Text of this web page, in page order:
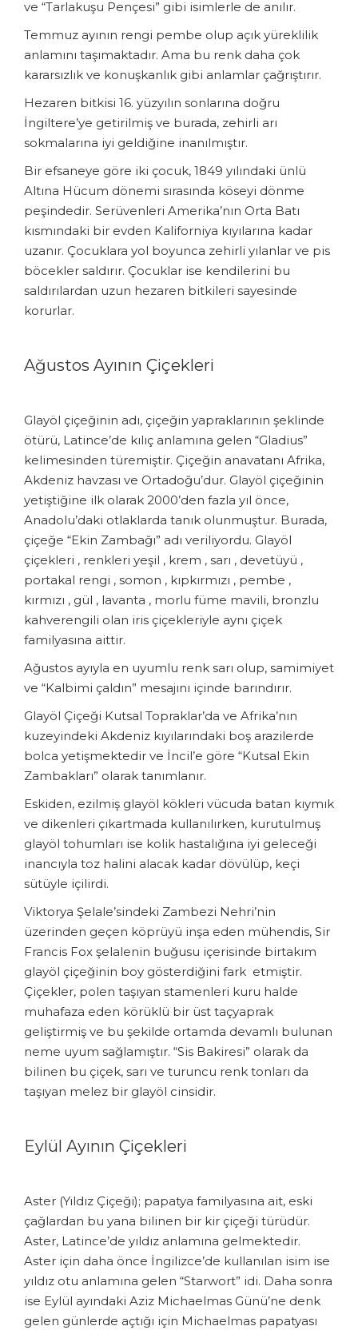
ve “Tarlakuşu Pençesi” gibi isimlerle de anılır.
Temmuz ayının rengi pembe olup açık yüreklilik
anlamını taşımaktadır. Ama bu renk daha çok
kararsızlık ve konuşkanlık gibi anlamlar çağrıştırır.
Hezaren bitkisi 16. yüzyılın sonlarına doğru
İngiltere’ye getirilmiş ve burada, zehirli arı
sokmalarına iyi geldiğine inanılmıştır.
Bir efsaneye göre iki çocuk, 1849 yılındaki ünlü
Altına Hücum dönemi sırasında köseyi dönme
peşindedir. Serüvenleri Amerika’nın Orta Batı
kısmındaki bir evden Kaliforniya kıyılarına kadar
uzanır. Çocuklara yol boyunca zehirli yılanlar ve pis
böcekler saldırır. Çocuklar ise kendilerini bu
saldırılardan uzun hezaren bitkileri sayesinde
korurlar.
Ağustos Ayının Çiçekleri
Glayöl çiçeğinin adı, çiçeğin yapraklarının şeklinde
ötürü, Latince’de kılıç anlamına gelen “Gladius”
kelimesinden türemiştir. Çiçeğin anavatanı Afrika,
Akdeniz havzası ve Ortadoğu’dur. Glayöl çiçeğinin
yetiştiğine ilk olarak 2000’den fazla yıl önce,
Anadolu’daki otlaklarda tanık olunmuştur. Burada,
çiçeğe “Ekin Zambağı” adı veriliyordu. Glayöl
çiçekleri , renkleri yeşil , krem , sarı , devetüyü ,
portakal rengi , somon , kıpkırmızı , pembe ,
kırmızı , gül , lavanta , morlu füme mavili, bronzlu
kahverengili olan iris çiçekleriyle aynı çiçek
familyasına aittir.
Ağustos ayıyla en uyumlu renk sarı olup, samimiyet
ve “Kalbimi çaldın” mesajını içinde barındırır.
Glayöl Çiçeği Kutsal Topraklar’da ve Afrika’nın
kuzeyindeki Akdeniz kıyılarındaki boş arazilerde
bolca yetişmektedir ve İncil’e göre “Kutsal Ekin
Zambakları” olarak tanımlanır.
Eskiden, ezilmiş glayöl kökleri vücuda batan kıymık
ve dikenleri çıkartmada kullanılırken, kurutulmuş
glayöl tohumları ise kolik hastalığına iyi geleceği
inancıyla toz halini alacak kadar dövülüp, keçi
sütüyle içilirdi.
Viktorya Şelale’sindeki Zambezi Nehri’nin
üzerinden geçen köprüyü inşa eden mühendis, Sir
Francis Fox şelalenin buğusu içerisinde birtakım
glayöl çiçeğinin boy gösterdiğini fark etmiştir.
Çiçekler, polen taşıyan stamenleri kuru halde
muhafaza eden körüklü bir üst taçyaprak
geliştirmiş ve bu şekilde ortamda devamlı bulunan
neme uyum sağlamıştır. “Sis Bakiresi” olarak da
bilinen bu çiçek, sarı ve turuncu renk tonları da
taşıyan melez bir glayöl cinsidir.
Eylül Ayının Çiçekleri
Aster (Yıldız Çiçeği); papatya familyasına ait, eski
çağlardan bu yana bilinen bir kir çiçeği türüdür.
Aster, Latince’de yıldız anlamına gelmektedir.
Aster için daha önce İngilizce’de kullanılan isim ise
yıldız otu anlamına gelen “Starwort” idi. Daha sonra
ise Eylül ayındaki Aziz Michaelmas Günü’ne denk
gelen günlerde açtığı için Michaelmas papatyası